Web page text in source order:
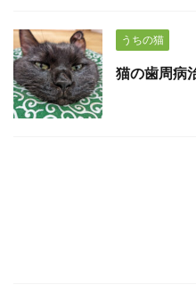
うちの猫
猫の歯周病